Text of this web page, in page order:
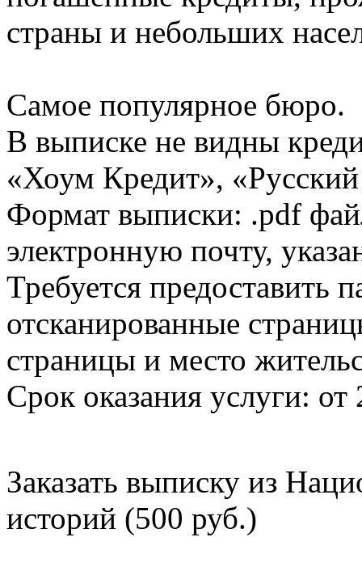
страны и небольших
Самое популярное бюро.
В выписке не видны
«Хоум Кредит»,
Формат выписки: .pdf
электронную почту,
Требуется предоставить
отсканированные
страницы и место
Срок оказания услуги: от
Заказать выписку из
историй (500 руб.)